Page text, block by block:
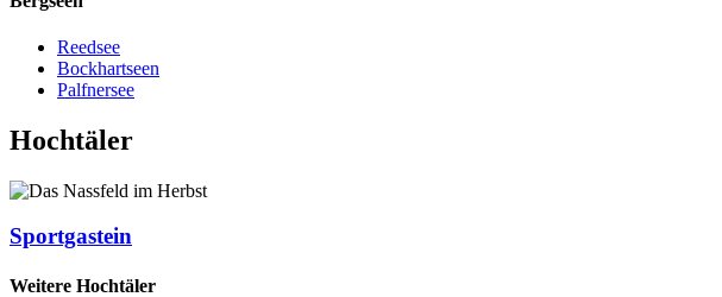
Reedsee
Bockhartseen
Palfnersee
Hochtäler
Sportgastein
Weitere Hochtäler